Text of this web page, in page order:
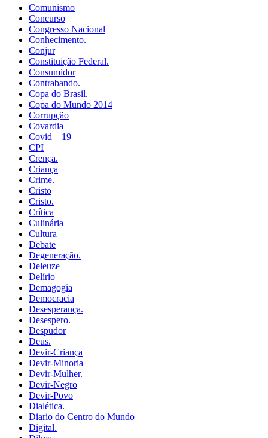
Comunismo
Concurso
Congresso Nacional
Conhecimento.
Conjur
Constituição Federal.
Consumidor
Contrabando.
Copa do Brasil.
Copa do Mundo 2014
Corrupção
Covardia
Covid – 19
CPI
Crença.
Criança
Crime.
Cristo
Cristo.
Crítica
Culinária
Cultura
Debate
Degeneração.
Deleuze
Delírio
Demagogia
Democracia
Desesperança.
Desespero.
Despudor
Deus.
Devir-Criança
Devir-Minoria
Devir-Mulher.
Devir-Negro
Devir-Povo
Dialética.
Diario do Centro do Mundo
Digital.